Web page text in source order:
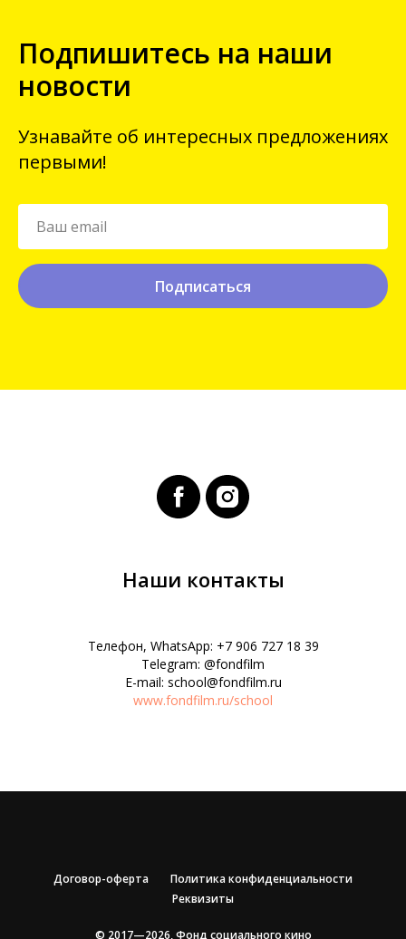
Подпишитесь на наши
новости
Узнавайте об интересных предложениях
первыми!
Подписаться
Наши контакты
Телефон, WhatsApp: +7 906 727 18 39
Telegram: @fondfilm
E-mail: school@fondfilm.ru
www.fondfilm.ru/school
Договор-оферта
Политика конфиденциальности
Реквизиты
© 2017—2026, Фонд социального кино